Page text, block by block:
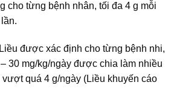
cho từng bệnh nhân, tối đa 4 g mỗi
được xác định cho từng bệnh nhi,
30 mg/kg/ngày được chia làm nhiều
vượt quá 4 g/ngày (Liều khuyến cáo